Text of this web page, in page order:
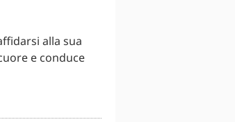
alla sua
e conduce